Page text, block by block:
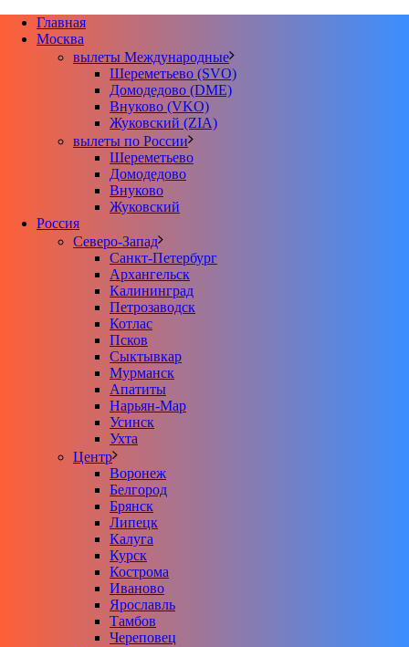
Главная
Москва
вылеты Международные
Шереметьево (SVO)
Домодедово (DME)
Внуково (VKO)
Жуковский (ZIA)
вылеты по России
Шереметьево
Домодедово
Внуково
Жуковский
Россия
Северо-Запад
Санкт-Петербург
Архангельск
Калининград
Петрозаводск
Котлас
Псков
Сыктывкар
Мурманск
Апатиты
Нарьян-Мар
Усинск
Ухта
Центр
Воронеж
Белгород
Брянск
Липецк
Калуга
Курск
Кострома
Иваново
Ярославль
Тамбов
Череповец